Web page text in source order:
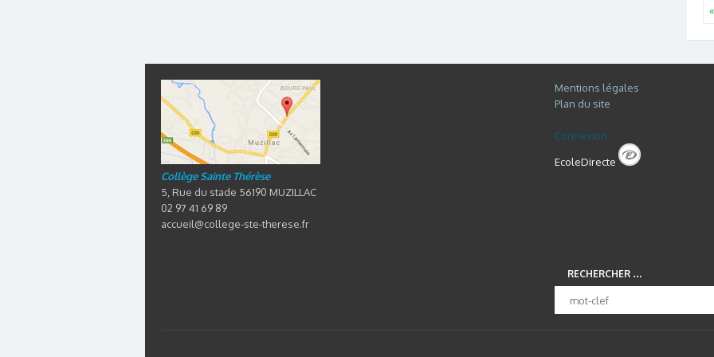
Collège Sainte Thérèse
5, Rue du stade 56190 MUZILLAC
02 97 41 69 89
accueil@college-ste-therese.fr
Mentions légales
Plan du site
Connexion
EcoleDirecte
RECHERCHER …